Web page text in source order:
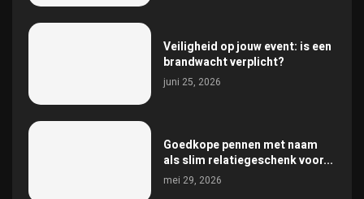
Veiligheid op jouw event: is een
brandwacht verplicht?
juni 25, 2026
Goedkope pennen met naam
als slim relatiegeschenk voor...
mei 29, 2026